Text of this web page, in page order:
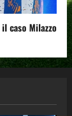
caso Milazzo